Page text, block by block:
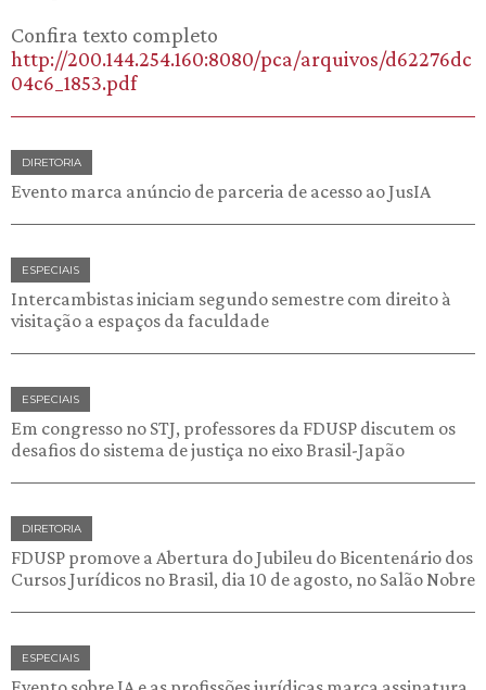
Confira texto completo
http://200.144.254.160:8080/pca/arquivos/d62276dc
04c6_1853.pdf
DIRETORIA
Evento marca anúncio de parceria de acesso ao JusIA
ESPECIAIS
Intercambistas iniciam segundo semestre com direito à
visitação a espaços da faculdade
ESPECIAIS
Em congresso no STJ, professores da FDUSP discutem os
desafios do sistema de justiça no eixo Brasil-Japão
DIRETORIA
FDUSP promove a Abertura do Jubileu do Bicentenário dos
Cursos Jurídicos no Brasil, dia 10 de agosto, no Salão Nobre
ESPECIAIS